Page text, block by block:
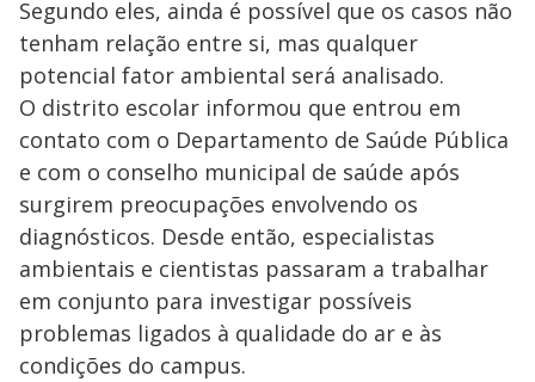
Segundo eles, ainda é possível que os casos não
tenham relação entre si, mas qualquer
potencial fator ambiental será analisado.
O distrito escolar informou que entrou em
contato com o Departamento de Saúde Pública
e com o conselho municipal de saúde após
surgirem preocupações envolvendo os
diagnósticos. Desde então, especialistas
ambientais e cientistas passaram a trabalhar
em conjunto para investigar possíveis
problemas ligados à qualidade do ar e às
condições do campus.